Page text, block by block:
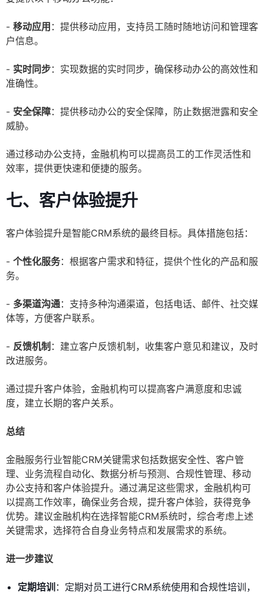
- 移动应用 ：提供移动应用，支持员工随时随地访问和管理客
户信息。
- 实时同步：实现数据的实时同步，确保移动办公的高效性和
准确性。
- 安全保障：提供移动办公的安全保障，防止数据泄露和安全
威胁。
通过移动办公支持，金融机构可以提高员工的工作灵活性和
效率，提供更快速和便捷的服务。
七、客户体验提升
客户体验提升是智能CRM系统的最终目标。具体措施包括：
- 个性化服务：根据客户需求和特征，提供个性化的产品和服
务。
- 多渠道沟通：支持多种沟通渠道，包括电话、邮件、社交媒
体等，方便客户联系。
- 反馈机制 ：建立客户反馈机制，收集客户意见和建议，及时
改进服务。
通过提升客户体验，金融机构可以提高客户满意度和忠诚
度，建立长期的客户关系。
总结
金融服务行业智能CRM关键需求包括数据安全性、客户管
理、业务流程自动化、数据分析与预测、合规性管理、移动
办公支持和客户体验提升。通过满足这些需求，金融机构可
以提高工作效率，确保业务合规，提升客户体验，获得竞争
优势。建议金融机构在选择智能CRM系统时，综合考虑上述
关键需求，选择符合自身业务特点和发展需求的系统。
进一步建议
定期培训 ：定期对员工进行CRM系统使用和合规性培训，